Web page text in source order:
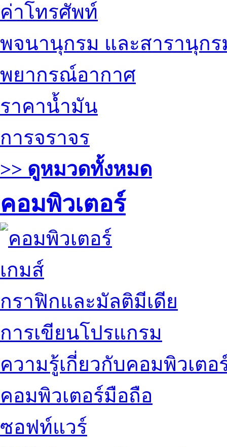
ค่าโทรศัพท์
พจนานุกรม และสารานุกร
พยากรณ์อากาศ
ราคาน้ำมัน
การจราจร
>> ดูหมวดทั้งหมด
คอมพิวเตอร์
เกมส์
กราฟิกและมัลติมีเดีย
การเขียนโปรแกรม
ความรู้เกี่ยวกับคอมพิวเตอ
คอมพิวเตอร์มือถือ
ซอฟท์แวร์